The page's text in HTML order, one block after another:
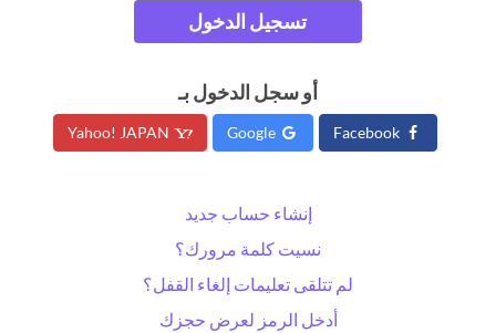
تسجيل الدخول
أو سجل الدخول بـ
إنشاء حساب جديد
نسيت كلمة مرورك؟
لم تتلقى تعليمات إلغاء القفل؟
أدخل الرمز لعرض حجزك